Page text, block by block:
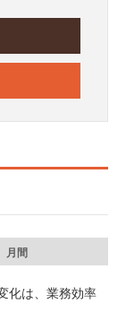
月間
化は、業務効率